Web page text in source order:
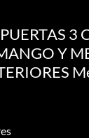
3
Y